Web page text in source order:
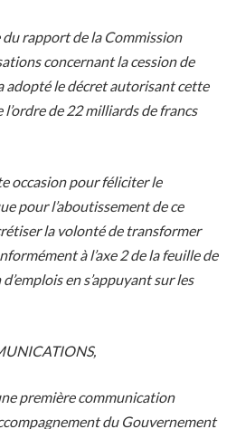
du rapport de la Commission
concernant la cession de
adopté le décret autorisant cette
de 22 milliards de francs
occasion pour féliciter le
pour l’aboutissement de ce
la volonté de transformer
à l’axe 2 de la feuille de
en s’appuyant sur les
première communication
du Gouvernement